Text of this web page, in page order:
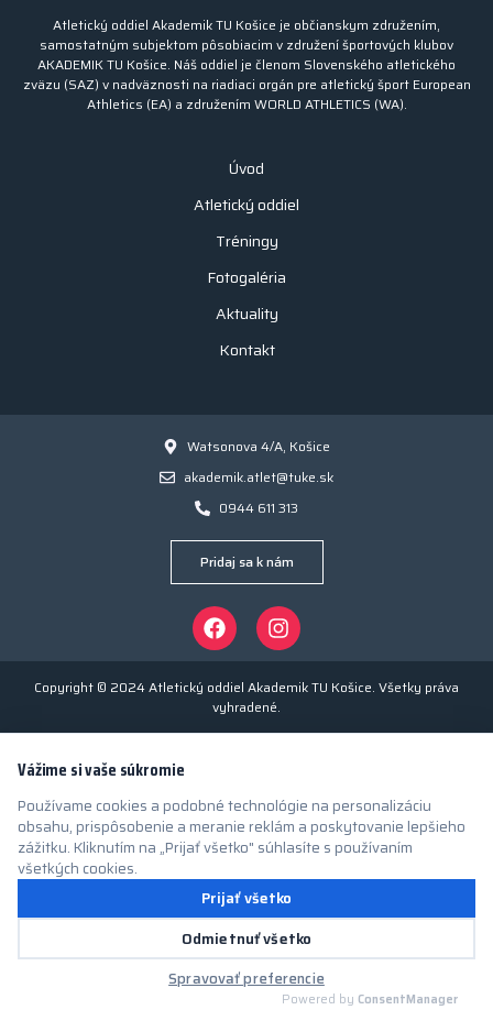
Atletický oddiel Akademik TU Košice je občianskym združením,
samostatným subjektom pôsobiacim v združení športových klubov
AKADEMIK TU Košice. Náš oddiel je členom Slovenského atletického
zväzu (SAZ) v nadväznosti na riadiaci orgán pre atletický šport European
Athletics (EA) a združením WORLD ATHLETICS (WA).
Úvod
Atletický oddiel
Tréningy
Fotogaléria
Aktuality
Kontakt
Watsonova 4/A, Košice
akademik.atlet@tuke.sk
0944 611 313
Pridaj sa k nám
Copyright © 2024 Atletický oddiel Akademik TU Košice. Všetky práva
vyhradené.
Vážime si vaše súkromie
Používame cookies a podobné technológie na personalizáciu
obsahu, prispôsobenie a meranie reklám a poskytovanie lepšieho
zážitku. Kliknutím na „Prijať všetko" súhlasíte s používaním
všetkých cookies.
Prijať všetko
Odmietnuť všetko
Spravovať preferencie
Powered by ConsentManager